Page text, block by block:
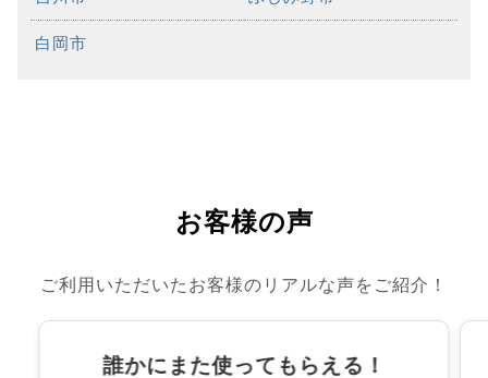
白岡市
お客様の声
ご利用いただいたお客様のリアルな声をご紹介！
誰かにまた使ってもらえる！